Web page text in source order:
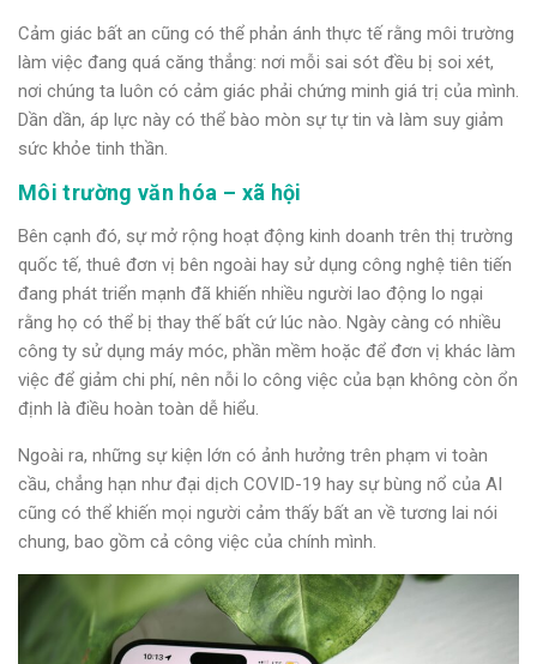
Cảm giác bất an cũng có thể phản ánh thực tế rằng môi trường
làm việc đang quá căng thẳng: nơi mỗi sai sót đều bị soi xét,
nơi chúng ta luôn có cảm giác phải chứng minh giá trị của mình.
Dần dần, áp lực này có thể bào mòn sự tự tin và làm suy giảm
sức khỏe tinh thần.
Môi trường văn hóa – xã hội
Bên cạnh đó, sự mở rộng hoạt động kinh doanh trên thị trường
quốc tế, thuê đơn vị bên ngoài hay sử dụng công nghệ tiên tiến
đang phát triển mạnh đã khiến nhiều người lao động lo ngại
rằng họ có thể bị thay thế bất cứ lúc nào. Ngày càng có nhiều
công ty sử dụng máy móc, phần mềm hoặc để đơn vị khác làm
việc để giảm chi phí, nên nỗi lo công việc của bạn không còn ổn
định là điều hoàn toàn dễ hiểu.
Ngoài ra, những sự kiện lớn có ảnh hưởng trên phạm vi toàn
cầu, chẳng hạn như đại dịch COVID-19 hay sự bùng nổ của AI
cũng có thể khiến mọi người cảm thấy bất an về tương lai nói
chung, bao gồm cả công việc của chính mình.